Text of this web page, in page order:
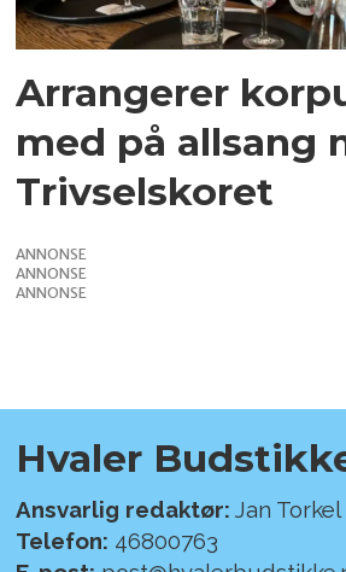
Arrangerer
med på allsang
Trivselskoret
ANNONSE
ANNONSE
ANNONSE
Hvaler
Ansvarlig redaktør: Jan
Telefon: 46800763